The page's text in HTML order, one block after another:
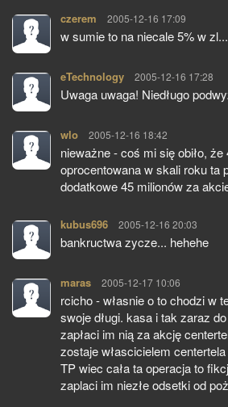
czerem pisze:
2005-12-16 17:09
w sumie to na niecale 5% w
eTechnology pisze:
2005-12-16 17:28
Uwaga uwaga! Niedługo
wlo pisze:
2005-12-16 18:42
nieważne - coś mi się obiło,
oprocentowana w skali roku ta
dodatkowe 45 milionów za
kubus696 pisze:
2005-12-16 20:03
bankructwa zycze... hehehe
maras pisze:
2005-12-17 10:06
rcicho - własnie o to chodzi w
swoje długi. kasa i tak zaraz
zapłaci im nią za akcję
zostaje włascicielem
TP wiec cała ta operacja to
zaplaci im niezłe odsetki od